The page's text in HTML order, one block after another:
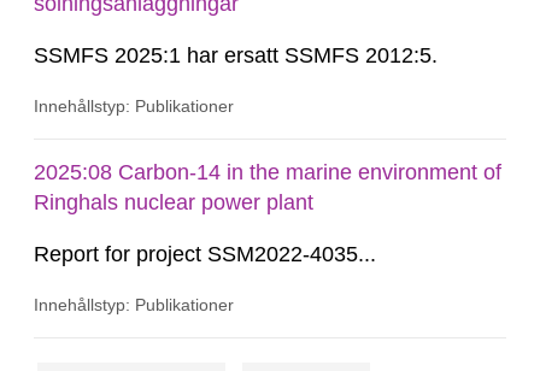
SSMFS 2025:1 har ersatt SSMFS 2012:5.
Innehållstyp: Publikationer
2025:08 Carbon-14 in the marine environment of
Ringhals nuclear power plant
Report for project SSM2022-4035...
Innehållstyp: Publikationer